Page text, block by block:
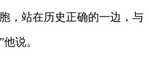
，站在历史正确的一边，与
说。